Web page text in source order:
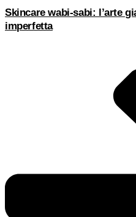
Skincare wabi-sabi: l’arte
imperfetta